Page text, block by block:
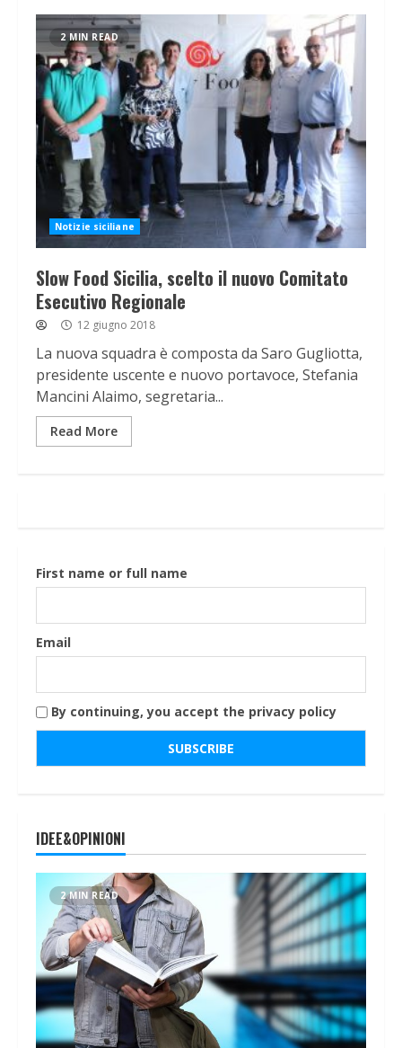
2 MIN READ
Notizie siciliane
Slow Food Sicilia, scelto il nuovo Comitato
Esecutivo Regionale
12 giugno 2018
La nuova squadra è composta da Saro Gugliotta,
presidente uscente e nuovo portavoce, Stefania
Mancini Alaimo, segretaria...
Read More
First name or full name
Email
By continuing, you accept the privacy policy
IDEE&OPINIONI
2 MIN READ